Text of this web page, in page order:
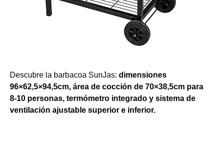
Descubre la barbacoa SunJas: dimensiones
96×62,5×94,5cm, área de cocción de 70×38,5cm para
8-10 personas, termómetro integrado y sistema de
ventilación ajustable superior e inferior.